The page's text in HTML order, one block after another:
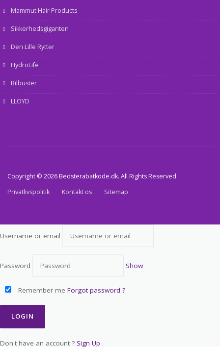
Mammut Hair Products
Sikkerhedsgiganten
Den Lille Rytter
HydroLife
Bilbuster
LLOYD
Copyright © 2026 Bedsterabatkode.dk. All Rights Reserved.
Privatlivspolitik
Kontakt os Sitemap
Username or email
Password Show
Remember me Forgot password ?
Don't have an account ? Sign Up